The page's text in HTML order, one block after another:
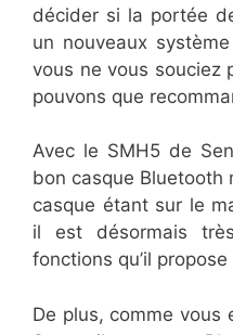
décider si la portée
un nouveaux
vous ne vous souciez
pouvons que
Avec le SMH5 de
bon casque Bluetooth
casque étant sur le
il est désormais
fonctions qu’il propose
De plus, comme vous